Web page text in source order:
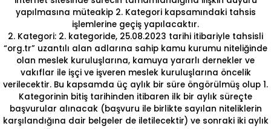
yapılmasına müteakip 2. Kategori kapsamındaki tahsis
işlemlerine geçiş yapılacaktır.
2. Kategori: 2. kategoride, 25.08.2023 tarihi itibariyle tahsisli
“org.tr” uzantılı alan adlarına sahip kamu kurumu niteliğinde
olan meslek kuruluşlarına, kamuya yararlı dernekler ve
vakıflar ile işçi ve işveren meslek kuruluşlarına öncelik
verilecektir. Bu kapsamda üç aylık bir süre öngörülmüş olup 1.
Kategorinin bitiş tarihinden itibaren ilk bir aylık süreçte
başvurular alınacak (başvuru ile birlikte sayılan niteliklerin
karşılandığına dair belgeler de iletilecektir) ve sonraki iki aylık